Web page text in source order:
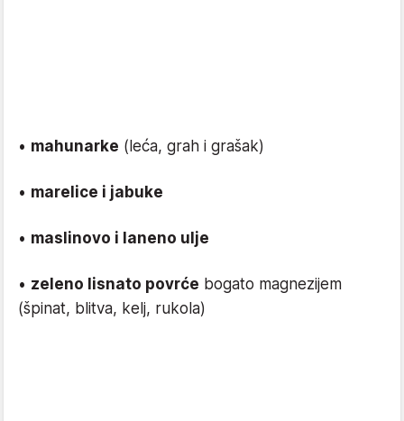
• mahunarke (leća, grah i grašak)
• marelice i jabuke
• maslinovo i laneno ulje
• zeleno lisnato povrće bogato magnezijem
(špinat, blitva, kelj, rukola)